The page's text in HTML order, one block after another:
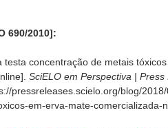
690/2010]:
testa concentração de metais
SciELO em Perspectiva | Press
pressreleases.scielo.org/blog/
em-erva-mate-comercializada-